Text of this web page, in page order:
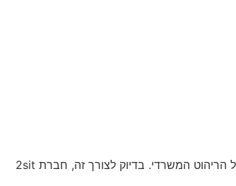
כסא מנהלים אורטופדי איכותי מאפשר למקבל ההחלטות לשבת שעות מרובות בנוחות מקסימלית ומשמש גם כפריט עיצובי בעל נוכחות מרשימה במיכלול הריהוט המשרדי. בדיוק לצורך זה, חברת 2sit